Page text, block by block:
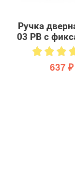
Ручка
03 PB с
637 ₽